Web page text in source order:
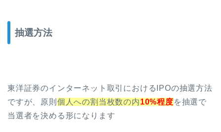
抽選方法
東洋証券のインターネット取引におけるIPOの抽選方法
ですが、原則 個人への割当枚数の内10%程度を抽選で
当選者を決める形になります